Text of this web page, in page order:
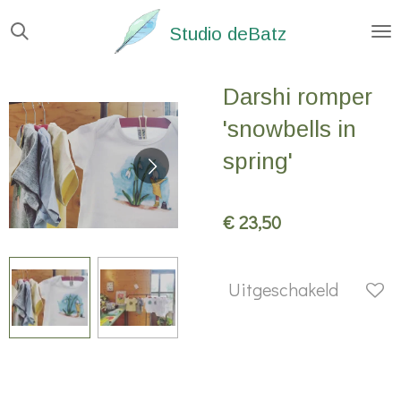
Ga
direct
hoofdinhoud
Studio deBatz
Darshi romper
'snowbells in
spring'
€ 23,50
Uitgeschakeld